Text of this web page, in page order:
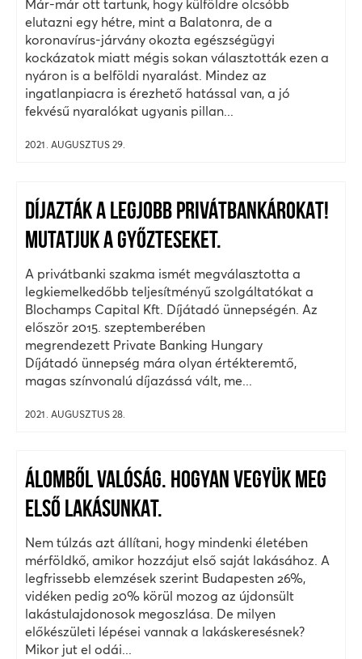
Már-már ott tartunk, hogy külföldre olcsóbb
elutazni egy hétre, mint a Balatonra, de a
koronavírus-járvány okozta egészségügyi
kockázatok miatt mégis sokan választották ezen a
nyáron is a belföldi nyaralást. Mindez az
ingatlanpiacra is érezhető hatással van, a jó
fekvésű nyaralókat ugyanis pillan...
2021. AUGUSZTUS 29.
DÍJAZTÁK A LEGJOBB PRIVÁTBANKÁROKAT!
MUTATJUK A GYŐZTESEKET.
A privátbanki szakma ismét megválasztotta a
legkiemelkedőbb teljesítményű szolgáltatókat a
Blochamps Capital Kft. Díjátadó ünnepségén. Az
először 2015. szeptemberében
megrendezett Private Banking Hungary
Díjátadó ünnepség mára olyan értékteremtő,
magas színvonalú díjazássá vált, me...
2021. AUGUSZTUS 28.
ÁLOMBŐL VALÓSÁG. HOGYAN VEGYÜK MEG
ELSŐ LAKÁSUNKAT.
Nem túlzás azt állítani, hogy mindenki életében
mérföldkő, amikor hozzájut első saját lakásához. A
legfrissebb elemzések szerint Budapesten 26%,
vidéken pedig 20% körül mozog az újdonsült
lakástulajdonosok megoszlása. De milyen
előkészületi lépései vannak a lakáskeresésnek?
Mikor jut el odái...